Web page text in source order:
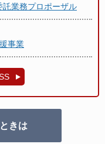
業務プロポーザル
事業
きは